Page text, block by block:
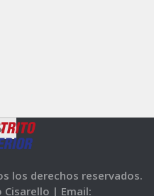
los derechos reservados.
Cisarello | Email: